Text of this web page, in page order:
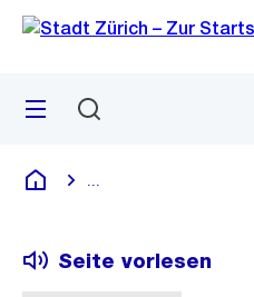
Navigation
Sprunglink
Menü
Deutsch
Seite vorlesen